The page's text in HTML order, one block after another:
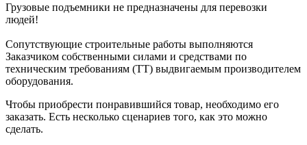
Грузовые подъемники не предназначены для перевозки
людей!
Сопутствующие строительные работы выполняются
Заказчиком собственными силами и средствами по
техническим требованиям (ТТ) выдвигаемым производителем
оборудования.
Чтобы приобрести понравившийся товар, необходимо его
заказать. Есть несколько сценариев того, как это можно
сделать.